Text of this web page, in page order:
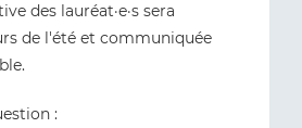
des lauréat·e·s sera
de l'été et communiquée
: